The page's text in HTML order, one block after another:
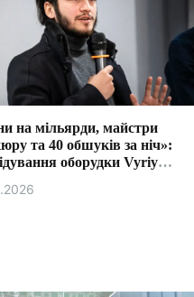
на мільярди, майстри
та 40 обшуків за ніч»:
оборудки Vyriy